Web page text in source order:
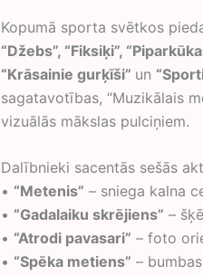
Kopumā sporta svētkos
“Džebs”, “Fiksiķi”,
“Krāsainie gurķīši” un
sagatavotības, “Muzikālais
vizuālās mākslas pulciņiem.
Dalībnieki sacentās sešās
• “Metenis” – sniega kalna
• “Gadalaiku skrējiens” –
• “Atrodi pavasari” – foto
• “Spēka metiens” –